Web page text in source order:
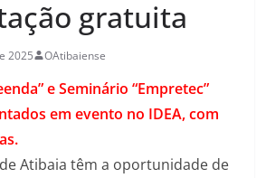
gratuita
2025 OAtibaiense
e Seminário “Empretec”
em evento no IDEA, com
Atibaia têm a oportunidade de